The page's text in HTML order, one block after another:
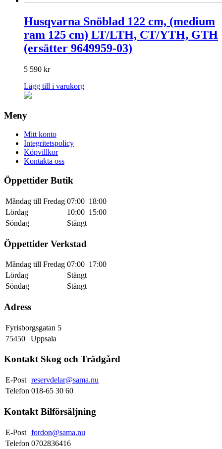
Husqvarna Snöblad 122 cm, (medium
ram 125 cm) LT/LTH, CT/YTH, GTH
(ersätter 9649959-03)
5 590 kr
Lägg till i varukorg
Meny
Mitt konto
Integritetspolicy
Köpvillkor
Kontakta oss
Öppettider Butik
Måndag till Fredag 07:00 18:00
Lördag
10:00 15:00
Söndag
Stängt
Öppettider Verkstad
Måndag till Fredag 07:00 17:00
Lördag
Stängt
Söndag
Stängt
Adress
Fyrisborgsgatan 5
75450
Uppsala
Kontakt Skog och Trädgård
E-Post reservdelar@sama.nu
Telefon 018-65 30 60
Kontakt Bilförsäljning
E-Post fordon@sama.nu
Telefon 0702836416